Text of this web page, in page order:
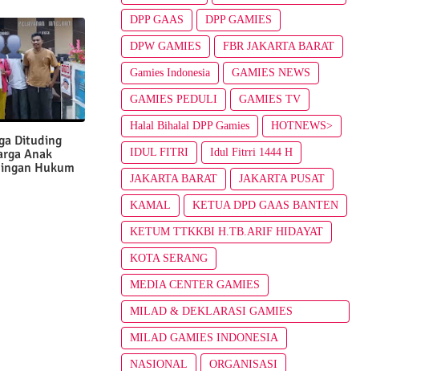
Dituding
Anak
Hukum
DPP GAAS DPP GAMIES
DPW GAMIES FBR JAKARTA BARAT
Gamies Indonesia GAMIES NEWS
GAMIES PEDULI GAMIES TV
Halal Bihalal DPP Gamies HOTNEWS>
IDUL FITRI Idul Fitrri 1444 H
JAKARTA BARAT JAKARTA PUSAT
KAMAL KETUA DPD GAAS BANTEN
KETUM TTKKBI H.TB.ARIF HIDAYAT
KOTA SERANG
MEDIA CENTER GAMIES
MILAD & DEKLARASI GAMIES
INDONESIA
MILAD GAMIES INDONESIA
NASIONAL ORGANISASI